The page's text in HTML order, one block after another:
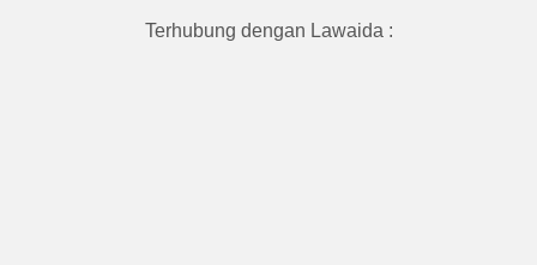
Terhubung dengan Lawaida :